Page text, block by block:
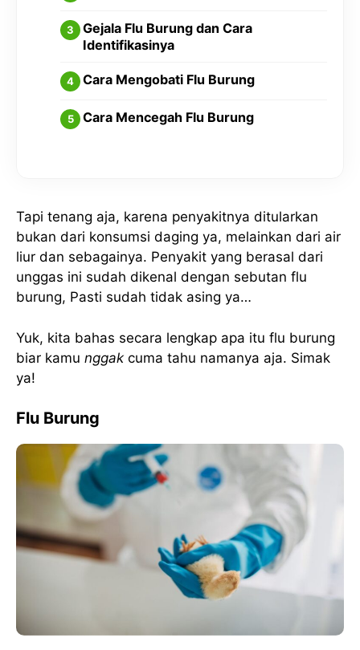
Gejala Flu Burung dan Cara
Identifikasinya
Cara Mengobati Flu Burung
Cara Mencegah Flu Burung
Tapi tenang aja, karena penyakitnya ditularkan
bukan dari konsumsi daging ya, melainkan dari air
liur dan sebagainya. Penyakit yang berasal dari
unggas ini sudah dikenal dengan sebutan flu
burung, Pasti sudah tidak asing ya…
Yuk, kita bahas secara lengkap apa itu flu burung
biar kamu nggak cuma tahu namanya aja. Simak
ya!
Flu Burung